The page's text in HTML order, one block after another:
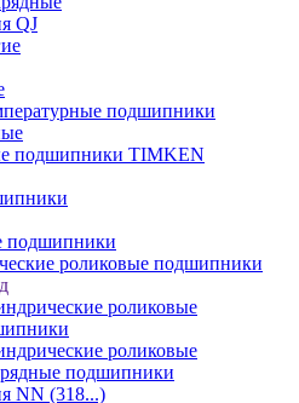
QJ
подшипники
подшипники TIMKEN
подшипники
роликовые подшипники
роликовые
роликовые
подшипники
NN (318...)